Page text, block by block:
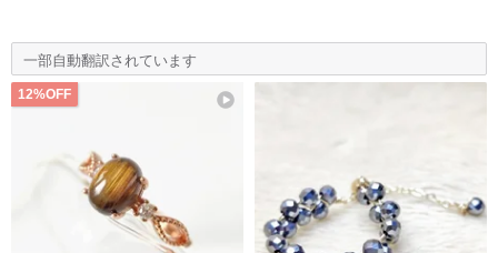
一部自動翻訳されています
12%OFF